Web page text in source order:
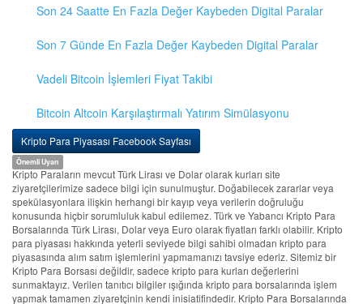
Son 24 Saatte En Fazla Değer Kaybeden Digital Paralar
Son 7 Günde En Fazla Değer Kaybeden Digital Paralar
Vadeli Bitcoin İşlemleri Fiyat Takibi
Bitcoin Altcoin Karşılaştırmalı Yatırım Simülasyonu
Kripto Para Piyasası Facebook Sayfası
Önemli Uyarı
Kripto Paraların mevcut Türk Lirası ve Dolar olarak kurları site
ziyaretçilerimize sadece bilgi için sunulmuştur. Doğabilecek zararlar veya
spekülasyonlara ilişkin herhangi bir kayıp veya verilerin doğruluğu
konusunda hiçbir sorumluluk kabul edilemez. Türk ve Yabancı Kripto Para
Borsalarında Türk Lirası, Dolar veya Euro olarak fiyatları farklı olabilir. Kripto
para piyasası hakkında yeterli seviyede bilgi sahibi olmadan kripto para
piyasasında alım satım işlemlerini yapmamanızı tavsiye ederiz. Sitemiz bir
Kripto Para Borsası değildir, sadece kripto para kurları değerlerini
sunmaktayız. Verilen tanıtıcı bilgiler ışığında kripto para borsalarında işlem
yapmak tamamen ziyaretçinin kendi inisiatifindedir. Kripto Para Borsalarında